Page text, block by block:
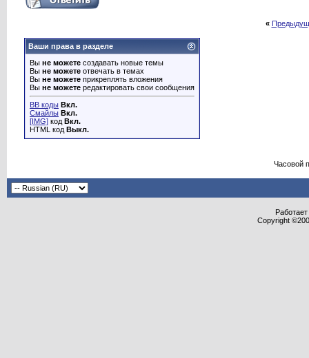
«
Ваши права в разделе
Вы не можете создавать новые темы
Вы не можете отвечать в темах
Вы не можете прикреплять вложения
Вы не можете редактировать свои сообщения
BB коды Вкл.
Смайлы Вкл.
[IMG] код Вкл.
HTML код Выкл.
Часовой
Copyright